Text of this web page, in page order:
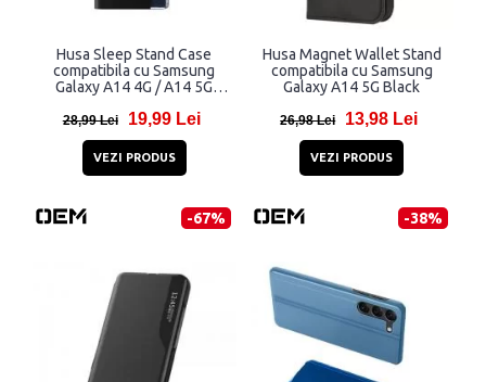
Husa Sleep Stand Case
compatibila cu Samsung
Galaxy A14 4G / A14 5G
28,99 Lei 19,99 Lei
VEZI PRODUS
Husa Magnet Wallet Stand
compatibila cu Samsung
Galaxy A14 5G Black
26,98 Lei 13,98 Lei
VEZI PRODUS
-67% -38%